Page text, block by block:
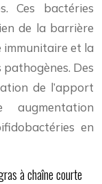
Ces bactéries
de la barrière
immunitaire et la
Des
de l’apport
en
à chaîne courte